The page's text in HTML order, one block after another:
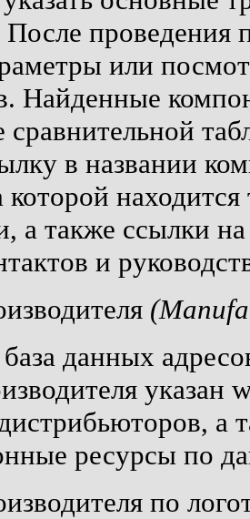
проведения
или
Найденные
сравнительной
в названии
которой
а также ссылки
и
данных
указан
а
ресурсы по
по